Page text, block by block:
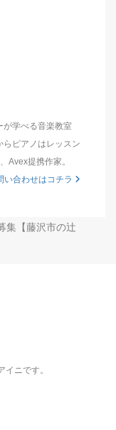
が学べる音楽教室
らピアノはレッスン
Avex提携作家。
い合わせはコチラ
集【藤沢市の辻
ニです。